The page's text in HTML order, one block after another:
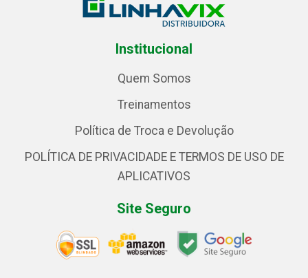
Institucional
Quem Somos
Treinamentos
Política de Troca e Devolução
POLÍTICA DE PRIVACIDADE E TERMOS DE USO DE
APLICATIVOS
Site Seguro